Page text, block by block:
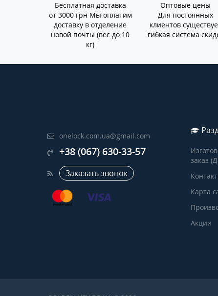
Бесплатная доставка
от 3000 грн Мы оплатим
доставку в отделение
новой почты (вес до 10
кг)
Оптовые цены
Для постоянных
клиентов
гибкая система
onelock.com.ua@gmail.com
+38 (067) 630-33-57
Заказать звонок
заказ
Карта
Акции